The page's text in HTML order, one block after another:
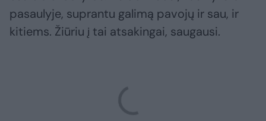
pasaulyje, suprantu galimą pavojų ir sau, ir
kitiems. Žiūriu į tai atsakingai, saugausi.